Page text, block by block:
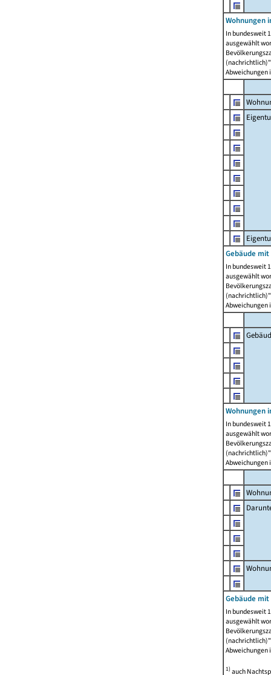
Wohnungen
In bundesweit
ausgewählt
Abweichungen
Gebäude
In bundesweit
ausgewählt
Abweichungen
Wohnungen
In bundesweit
ausgewählt
Abweichungen
Gebäude
In bundesweit
ausgewählt
Abweichungen
1)auch